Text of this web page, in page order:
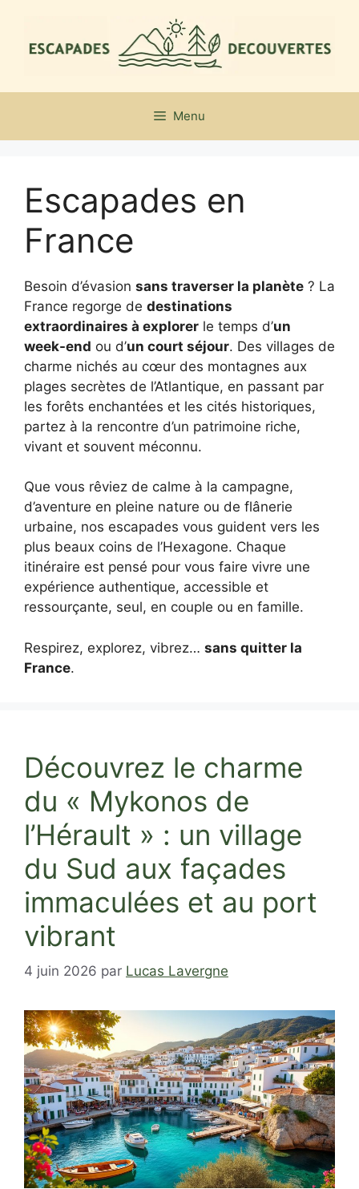
contenu
Menu
Escapades en
France
Besoin d’évasion sans traverser la planète ? La
France regorge de destinations
extraordinaires à explorer le temps d’un
week-end ou d’un court séjour. Des villages de
charme nichés au cœur des montagnes aux
plages secrètes de l’Atlantique, en passant par
les forêts enchantées et les cités historiques,
partez à la rencontre d’un patrimoine riche,
vivant et souvent méconnu.
Que vous rêviez de calme à la campagne,
d’aventure en pleine nature ou de flânerie
urbaine, nos escapades vous guident vers les
plus beaux coins de l’Hexagone. Chaque
itinéraire est pensé pour vous faire vivre une
expérience authentique, accessible et
ressourçante, seul, en couple ou en famille.
Respirez, explorez, vibrez… sans quitter la
France.
Découvrez le charme
du « Mykonos de
l’Hérault » : un village
du Sud aux façades
immaculées et au port
vibrant
4 juin 2026 par Lucas Lavergne